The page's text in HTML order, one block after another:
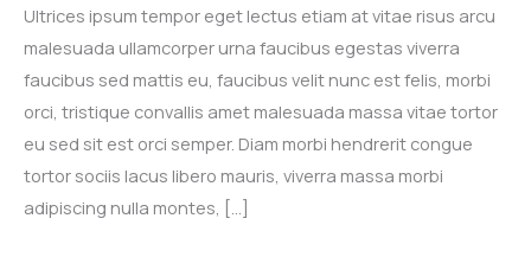
Ultrices ipsum tempor eget lectus etiam at vitae risus arcu
malesuada ullamcorper urna faucibus egestas viverra
faucibus sed mattis eu, faucibus velit nunc est felis, morbi
orci, tristique convallis amet malesuada massa vitae tortor
eu sed sit est orci semper. Diam morbi hendrerit congue
tortor sociis lacus libero mauris, viverra massa morbi
adipiscing nulla montes, […]